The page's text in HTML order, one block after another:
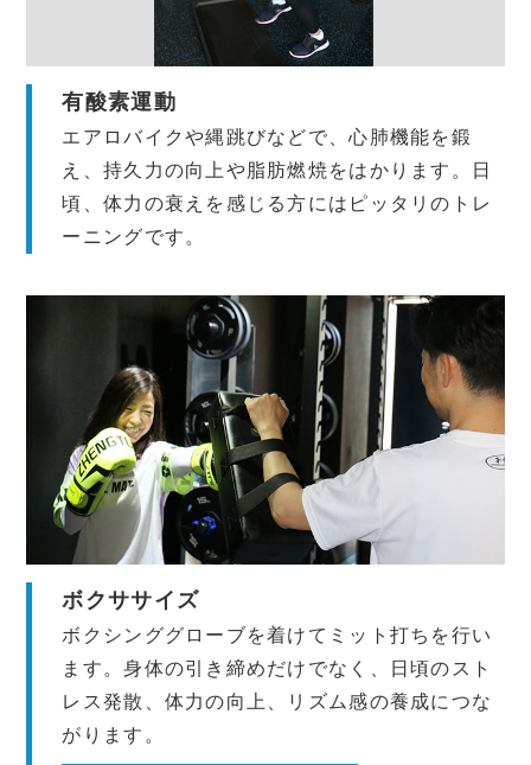
有酸素運動
エアロバイクや縄跳びなどで、心肺機能を鍛
え、持久力の向上や脂肪燃焼をはかります。日
頃、体力の衰えを感じる方にはピッタリのトレ
ーニングです。
ボクササイズ
ボクシンググローブを着けてミット打ちを行い
ます。身体の引き締めだけでなく、日頃のスト
レス発散、体力の向上、リズム感の養成につな
がります。